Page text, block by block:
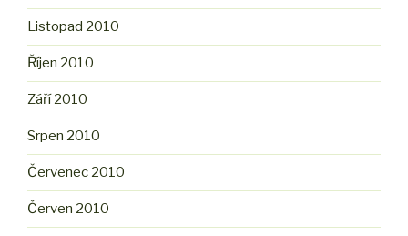
Listopad 2010
Říjen 2010
Září 2010
Srpen 2010
Červenec 2010
Červen 2010